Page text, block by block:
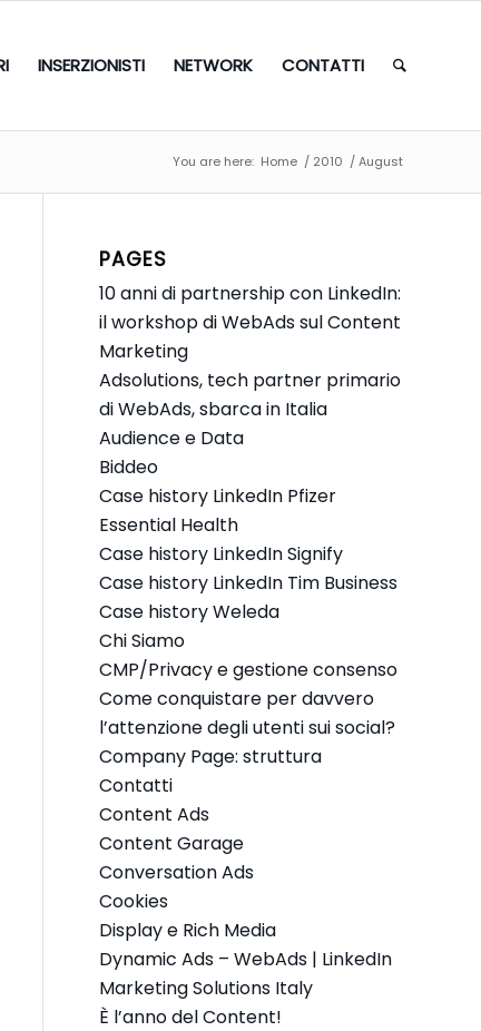
INSERZIONISTI NETWORK CONTATTI
You are here: Home / 2010 /August
PAGES
10 anni di partnership con LinkedIn:
il workshop di WebAds sul Content
Marketing
Adsolutions, tech partner primario
di WebAds, sbarca in Italia
Audience e Data
Biddeo
Case history LinkedIn Pfizer
Essential Health
Case history LinkedIn Signify
Case history LinkedIn Tim Business
Case history Weleda
Chi Siamo
CMP/Privacy e gestione consenso
Come conquistare per davvero
l’attenzione degli utenti sui social?
Company Page: struttura
Contatti
Content Ads
Content Garage
Conversation Ads
Cookies
Display e Rich Media
Dynamic Ads – WebAds | LinkedIn
Marketing Solutions Italy
È l’anno del Content!